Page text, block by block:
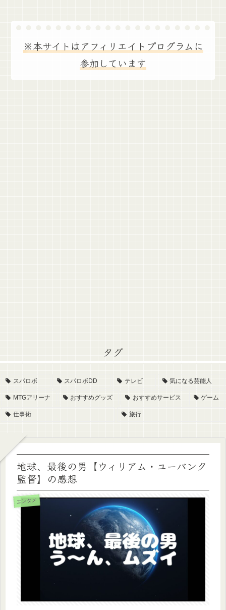
※本サイトはアフィリエイトプログラムに
参加しています
タグ
スパロボ スパロボDD テレビ 気になる芸能人
MTGアリーナ おすすめグッズ おすすめサービス ゲーム
仕事術 旅行
地球、最後の男【ウィリアム・ユーバンク
監督】の感想
エンタメ